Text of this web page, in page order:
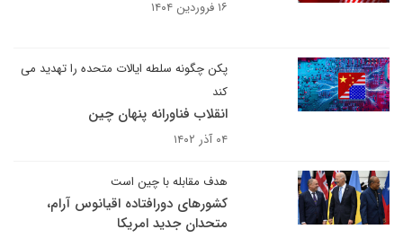
۱۶ فروردین ۱۴۰۴
پکن چگونه سلطه ایالات متحده را تهدید می
کند
انقلاب فناورانه پنهان چین
۰۴ آذر ۱۴۰۲
هدف مقابله با چین است
کشورهای دورافتاده اقیانوس آرام،
متحدان جدید امریکا